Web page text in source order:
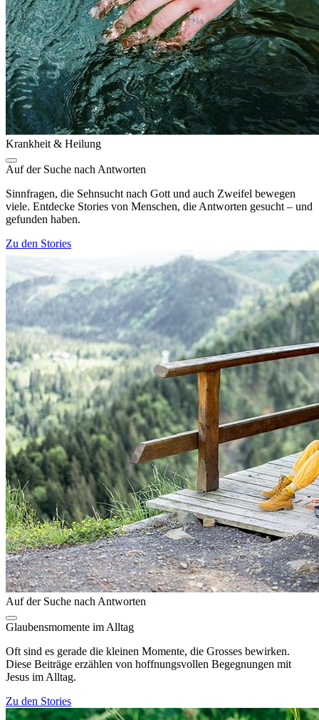
Krankheit & Heilung
Auf der Suche nach Antworten
Sinnfragen, die Sehnsucht nach Gott und auch Zweifel bewegen
viele. Entdecke Stories von Menschen, die Antworten gesucht – und
gefunden haben.
Zu den Stories
Auf der Suche nach Antworten
Glaubensmomente im Alltag
Oft sind es gerade die kleinen Momente, die Grosses bewirken.
Diese Beiträge erzählen von hoffnungsvollen Begegnungen mit
Jesus im Alltag.
Zu den Stories